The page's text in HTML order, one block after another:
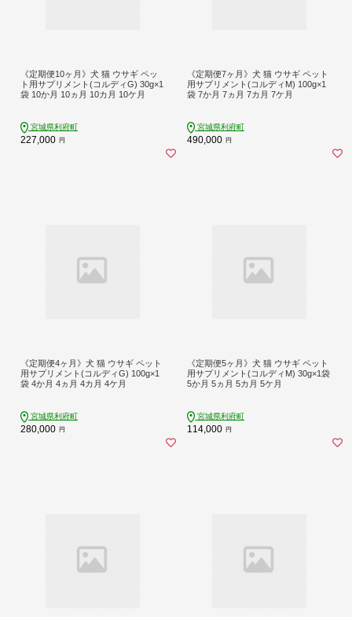
《定期便10ヶ月》犬 猫 ウサギ ペッ
ト用サプリメント(コルディG) 30g×1
袋 10か月 10ヵ月 10カ月 10ケ月
宮城県利府町
227,000 円
《定期便7ヶ月》犬 猫 ウサギ ペット
用サプリメント(コルディM) 100g×1
袋 7か月 7ヵ月 7カ月 7ケ月
宮城県利府町
490,000 円
《定期便4ヶ月》犬 猫 ウサギ ペット
用サプリメント(コルディG) 100g×1
袋 4か月 4ヵ月 4カ月 4ケ月
宮城県利府町
280,000 円
《定期便5ヶ月》犬 猫 ウサギ ペット
用サプリメント(コルディM) 30g×1袋
5か月 5ヵ月 5カ月 5ケ月
宮城県利府町
114,000 円